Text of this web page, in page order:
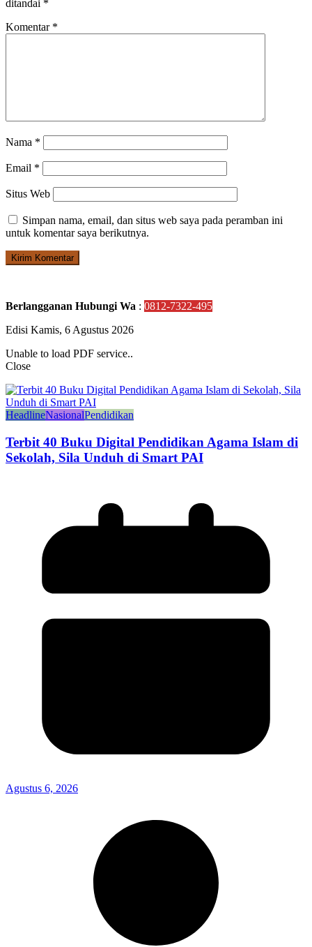
ditandai *
Komentar *
Nama *
Email *
Situs Web
Simpan nama, email, dan situs web saya pada peramban ini
untuk komentar saya berikutnya.
Berlangganan Hubungi Wa : 0812-7322-495
Edisi Kamis, 6 Agustus 2026
Unable to load PDF service..
Close
HeadlineNasionalPendidikan
Terbit 40 Buku Digital Pendidikan Agama Islam di
Sekolah, Sila Unduh di Smart PAI
Agustus 6, 2026